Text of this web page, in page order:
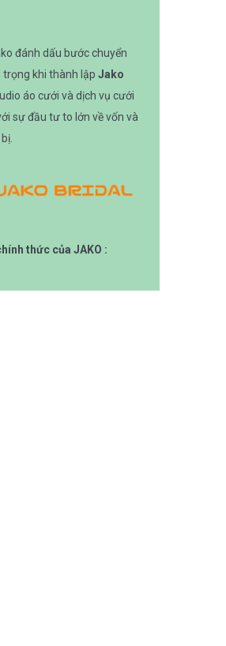
đánh dấu bước chuyển
khi thành lập Jako
áo cưới và dịch vụ cưới
sự đầu tư to lớn về vốn và
thức của JAKO :